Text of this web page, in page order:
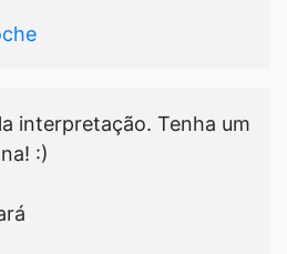
interpretação. Tenha um
:)